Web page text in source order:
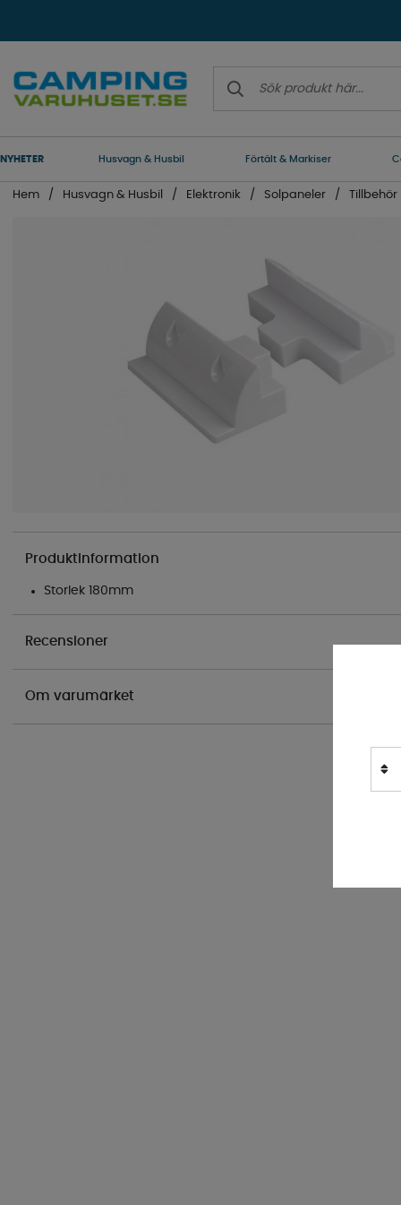
NYHETER Husvagn & Husbil Förtält & Markiser
Hem Husvagn & Husbil Elektronik Solpaneler Tillbehör
Produktinformation
Storlek 180mm
Recensioner
Om varumärket